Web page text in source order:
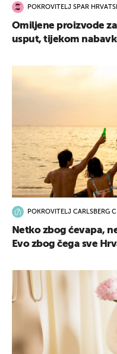
POKROVITELJ SPAR
Omiljene proizvode
usput, tijekom
POKROVITELJ CARLSBERG
Netko zbog ćevapa,
Evo zbog čega sve